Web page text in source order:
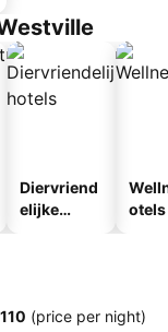
Diervriend
elijke
otels
(price per night)